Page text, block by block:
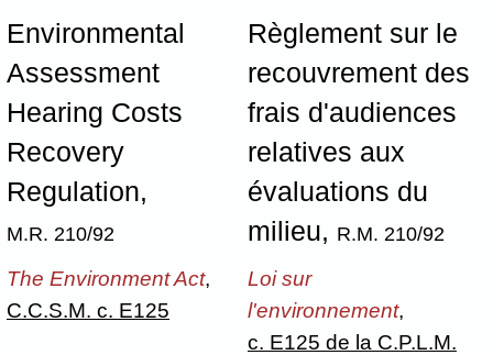
Environmental
Assessment
Hearing Costs
Recovery
Regulation,
M.R. 210/92
Règlement sur le
recouvrement des
frais d'audiences
relatives aux
évaluations du
milieu, R.M. 210/92
The Environment Act,
C.C.S.M. c. E125
Loi sur
l'environnement,
c. E125 de la C.P.L.M.